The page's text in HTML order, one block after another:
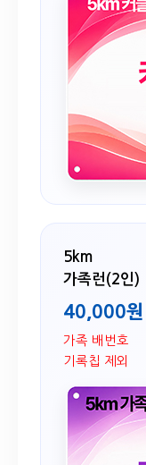
5km
가족런(2인)
40,000원
가족 배번호
기록칩 제외